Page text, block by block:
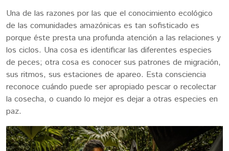
Una de las razones por las que el conocimiento ecológico
de las comunidades amazónicas es tan sofisticado es
porque éste presta una profunda atención a las relaciones y
los ciclos. Una cosa es identificar las diferentes especies
de peces; otra cosa es conocer sus patrones de migración,
sus ritmos, sus estaciones de apareo. Esta consciencia
reconoce cuándo puede ser apropiado pescar o recolectar
la cosecha, o cuando lo mejor es dejar a otras especies en
paz.